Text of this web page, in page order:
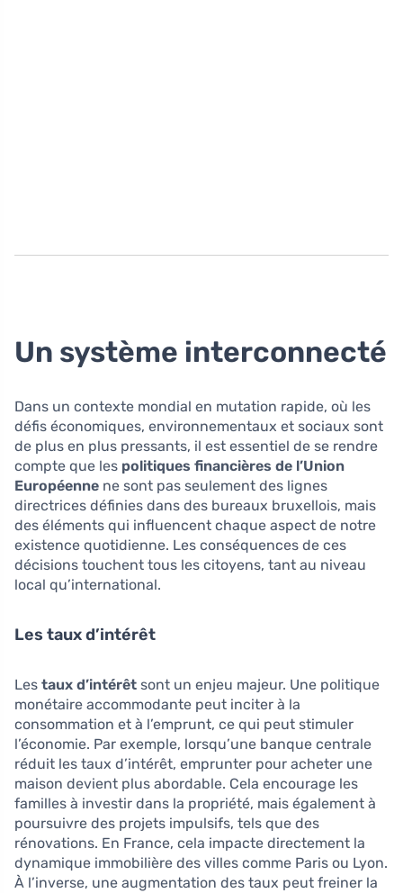
Un système interconnecté
Dans un contexte mondial en mutation rapide, où les
défis économiques, environnementaux et sociaux sont
de plus en plus pressants, il est essentiel de se rendre
compte que les politiques financières de l’Union
Européenne ne sont pas seulement des lignes
directrices définies dans des bureaux bruxellois, mais
des éléments qui influencent chaque aspect de notre
existence quotidienne. Les conséquences de ces
décisions touchent tous les citoyens, tant au niveau
local qu’international.
Les taux d’intérêt
Les taux d’intérêt sont un enjeu majeur. Une politique
monétaire accommodante peut inciter à la
consommation et à l’emprunt, ce qui peut stimuler
l’économie. Par exemple, lorsqu’une banque centrale
réduit les taux d’intérêt, emprunter pour acheter une
maison devient plus abordable. Cela encourage les
familles à investir dans la propriété, mais également à
poursuivre des projets impulsifs, tels que des
rénovations. En France, cela impacte directement la
dynamique immobilière des villes comme Paris ou Lyon.
À l’inverse, une augmentation des taux peut freiner la